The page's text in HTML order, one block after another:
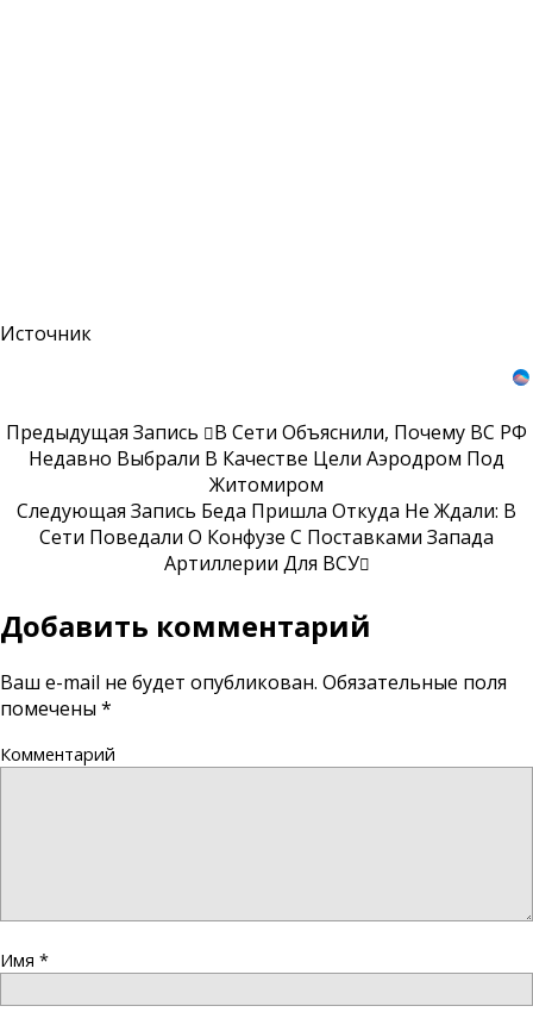
Источник
Предыдущая Запись
В Сети Объяснили, Почему ВС РФ
Недавно Выбрали В Качестве Цели Аэродром Под
Житомиром
Следующая Запись Беда Пришла Откуда Не Ждали: В
Сети Поведали О Конфузе С Поставками Запада
Артиллерии Для ВСУ
Добавить комментарий
Ваш e-mail не будет опубликован. Обязательные поля
помечены *
Комментарий
Имя *